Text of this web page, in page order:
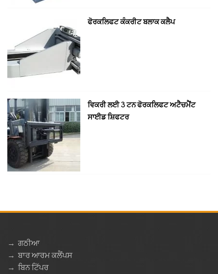
ਫੋਰਕਲਿਫਟ ਕੰਕਰੀਟ ਬਲਾਕ ਕਲੈਪ
ਵਿਕਰੀ ਲਈ 3 ਟਨ ਫੋਰਕਲਿਫਟ ਅਟੈਚਮੈਂਟ
ਸਾਈਡ ਸ਼ਿਫਟਰ
→ ਗਠੀਆ
→ ਬਾਰ ਆਰਮ ਕਲੈਂਪਸ
→ ਬਿਨ ਟਿੱਪਰ